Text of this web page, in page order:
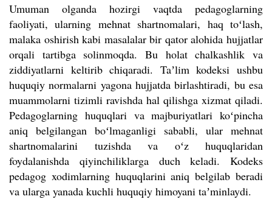
Umuman olganda hozirgi vaqtda pedagoglarning
faoliyati, ularning mehnat shartnomalari, haq toʻlash,
malaka oshirish kabi masalalar bir qator alohida hujjatlar
orqali tartibga solinmoqda. Bu holat chalkashlik va
ziddiyatlarni keltirib chiqaradi. Taʼlim kodeksi ushbu
huquqiy normalarni yagona hujjatda birlashtiradi, bu esa
muammolarni tizimli ravishda hal qilishga xizmat qiladi.
Pedagoglarning huquqlari va majburiyatlari koʻpincha
aniq belgilangan boʻlmaganligi sababli, ular mehnat
shartnomalarini tuzishda va oʻz huquqlaridan
foydalanishda qiyinchiliklarga duch keladi. Kodeks
pedagog xodimlarning huquqlarini aniq belgilab beradi
va ularga yanada kuchli huquqiy himoyani taʼminlaydi.